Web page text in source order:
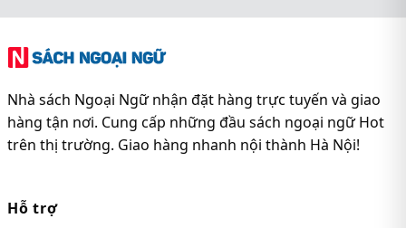
Nhà sách Ngoại Ngữ nhận đặt hàng trực tuyến và giao
hàng tận nơi. Cung cấp những đầu sách ngoại ngữ Hot
trên thị trường. Giao hàng nhanh nội thành Hà Nội!
Hỗ trợ